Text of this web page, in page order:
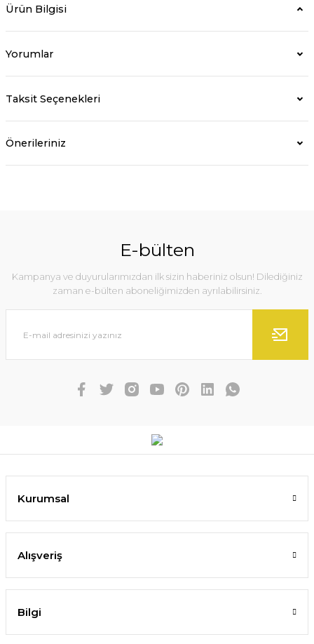
Ürün Bilgisi
Yorumlar
Taksit Seçenekleri
Önerileriniz
E-bülten
Kampanya ve duyurularımızdan ilk sizin haberiniz olsun! Dilediğiniz
zaman e-bülten aboneliğimizden ayrılabilirsiniz.
Kurumsal
Alışveriş
Bilgi